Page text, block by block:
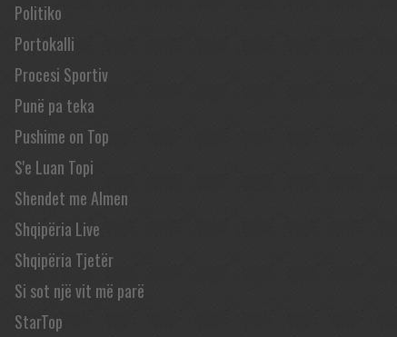
Politiko
Portokalli
Procesi Sportiv
Punë pa teka
Pushime on Top
S'e Luan Topi
Shendet me Almen
Shqipëria Live
Shqipëria Tjetër
Si sot një vit më parë
StarTop